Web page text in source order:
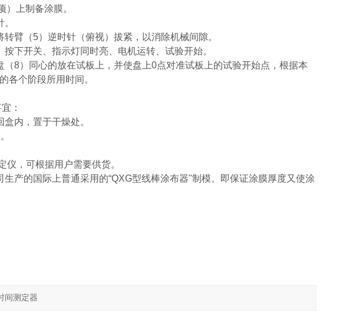
上制备涂膜。
臂（5）逆时针（俯视）拔紧，以消除机械间隙。
下开关、指示灯同时亮、电机运转、试验开始。
8）同心的放在试板上，并使盘上0点对准试板上的试验开始点，根据本
各个阶段所用时间。
：
内，置于干燥处。
，可根据用户需要供货。
产的国际上普通采用的“QXG型线棒涂布器"制模。即保证涂膜厚度又使涂